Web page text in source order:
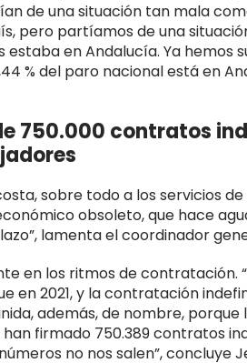
de una situación tan mala
pero partíamos de una
en Andalucía. Ya hemos
% del paro nacional está en
750.000 contratos
sobre todo a los servicios
obsoleto, que hace
lamenta el coordinador
en los ritmos de contratación.
en 2021, y la contratación
además, de nombre, porque
firmado 750.389 contratos
no nos salen”, concluye